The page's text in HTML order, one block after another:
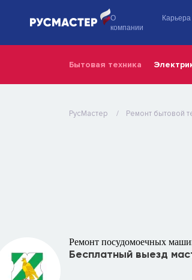
О
компании
Карьера
Бытовая техника
РусМастер Ремонт бытовой
Ремонт посудомоечных
Бесплатный выезд